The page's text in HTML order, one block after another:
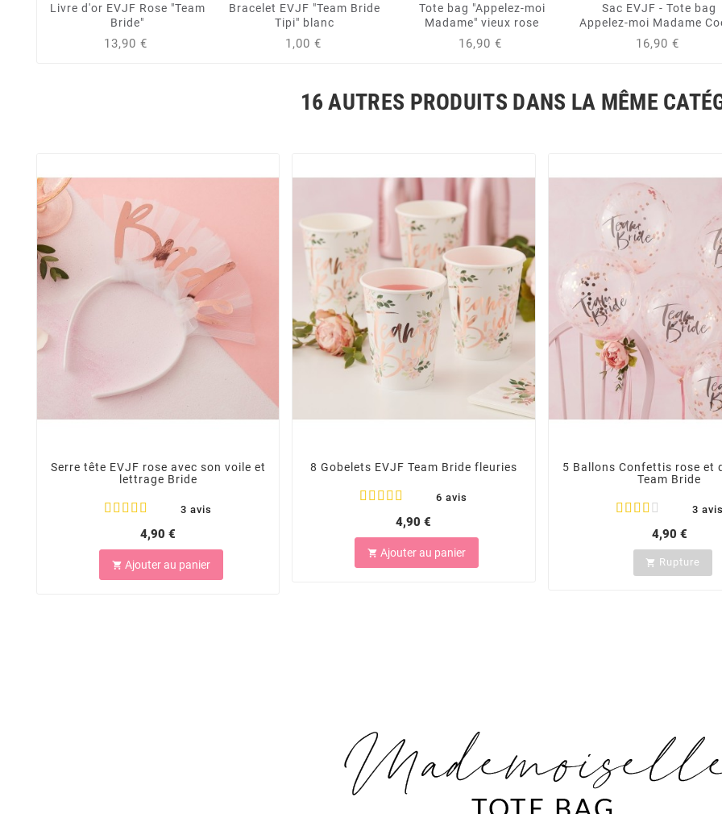
Livre d'or EVJF Rose "Team
Bride"
13,90 €
Bracelet EVJF "Team Bride
Tipi" blanc
1,00 €
Tote bag "Appelez-moi
Madame" vieux rose
16,90 €
Sac EVJF - Tote bag
Appelez-moi Madame
16,90 €
16 AUTRES PRODUITS DANS LA MÊME
Serre tête EVJF rose avec son voile et
lettrage Bride
3 avis
4,90 €
 Ajouter au panier
8 Gobelets EVJF Team Bride fleuries
6 avis
4,90 €
 Ajouter au panier
5 Ballons Confettis rose et
Team Bride
3 avis
4,90 €
 Rupture